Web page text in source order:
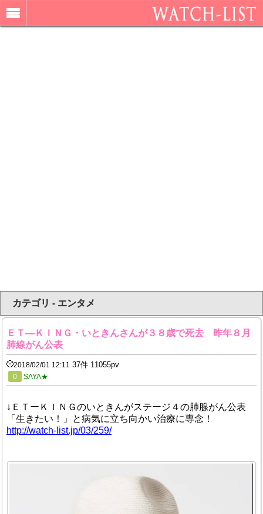
カテゴリ - エンタメ
ＥＴ―ＫＩＮＧ・いときんさんが３８歳で死去 昨年８月
肺線がん公表
2018/02/01 12:11 37件 11055pv
0 SAYA★
↓ＥＴーＫＩＮＧのいときんがステージ４の肺腺がん公表
「生きたい！」と病気に立ち向かい治療に専念！
http://watch-list.jp/03/259/